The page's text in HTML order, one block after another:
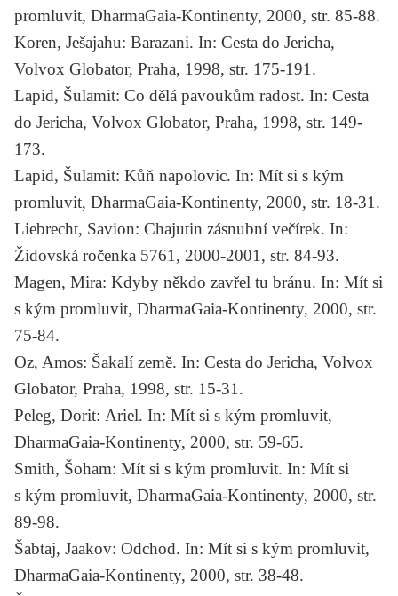
promluvit, DharmaGaia-Kontinenty, 2000, str. 85-88.
Koren, Ješajahu: Barazani. In: Cesta do Jericha,
Volvox Globator, Praha, 1998, str. 175-191.
Lapid, Šulamit: Co dělá pavoukům radost. In: Cesta
do Jericha, Volvox Globator, Praha, 1998, str. 149-
173.
Lapid, Šulamit: Kůň napolovic. In: Mít si s kým
promluvit, DharmaGaia-Kontinenty, 2000, str. 18-31.
Liebrecht, Savion: Chajutin zásnubní večírek. In:
Židovská ročenka 5761, 2000-2001, str. 84-93.
Magen, Mira: Kdyby někdo zavřel tu bránu. In: Mít si
s kým promluvit, DharmaGaia-Kontinenty, 2000, str.
75-84.
Oz, Amos: Šakalí země. In: Cesta do Jericha, Volvox
Globator, Praha, 1998, str. 15-31.
Peleg, Dorit: Ariel. In: Mít si s kým promluvit,
DharmaGaia-Kontinenty, 2000, str. 59-65.
Smith, Šoham: Mít si s kým promluvit. In: Mít si
s kým promluvit, DharmaGaia-Kontinenty, 2000, str.
89-98.
Šabtaj, Jaakov: Odchod. In: Mít si s kým promluvit,
DharmaGaia-Kontinenty, 2000, str. 38-48.